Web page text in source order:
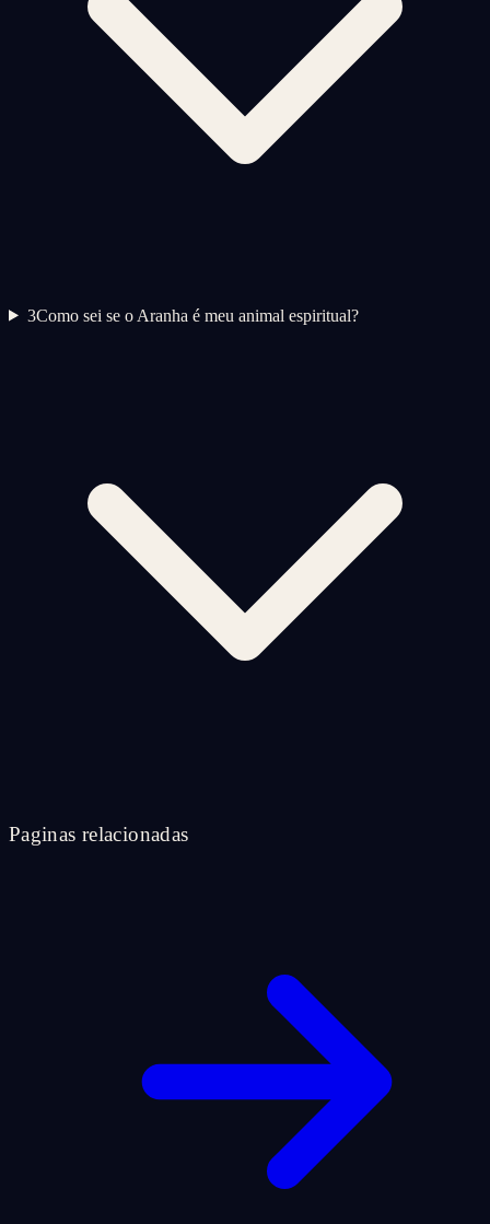
3Como sei se o Aranha é meu animal espiritual?
Paginas relacionadas